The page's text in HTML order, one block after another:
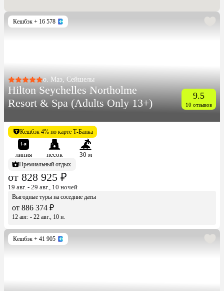
Кешбэк + 16 578
о. Маэ, Сейшелы
Hilton Seychelles Northolme
Resort & Spa (Adults Only 13+)
9.5
10 отзывов
Кешбэк 4% по карте Т-Банка
линия песок
30 м
Премиальный отдых
от 828 925 ₽
19 авг. - 29 авг., 10 ночей
Выгодные туры на соседние даты
от 886 374 ₽
12 авг. - 22 авг., 10 н.
Кешбэк + 41 905